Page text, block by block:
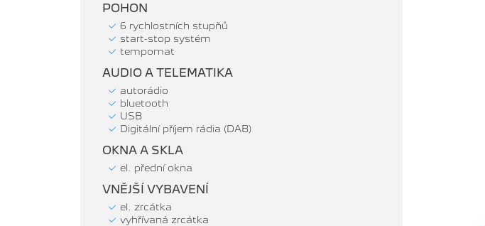
POHON
6 rychlostních stupňů
start-stop systém
tempomat
AUDIO A TELEMATIKA
autorádio
bluetooth
USB
Digitální příjem rádia (DAB)
OKNA A SKLA
el. přední okna
VNĚJŠÍ VYBAVENÍ
el. zrcátka
vyhřívaná zrcátka